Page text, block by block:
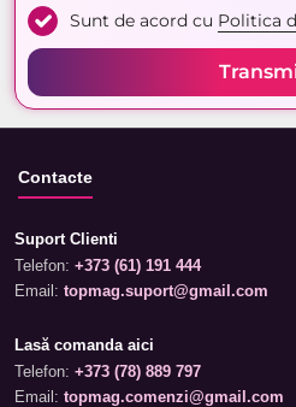
Sunt de acord cu Politica
Contacte
Suport Clienti
Telefon: +373 (61) 191 444
Email: topmag.suport@gmail.com
Lasă comanda aici
Telefon: +373 (78) 889 797
Email: topmag.comenzi@gmail.com